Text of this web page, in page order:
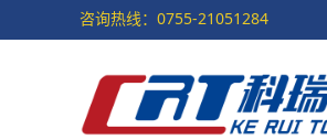
咨询热线：0755-21051284